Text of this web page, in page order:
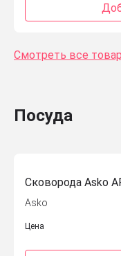
Смотреть все
Посуда
Сковорода Asko
Asko
Цена